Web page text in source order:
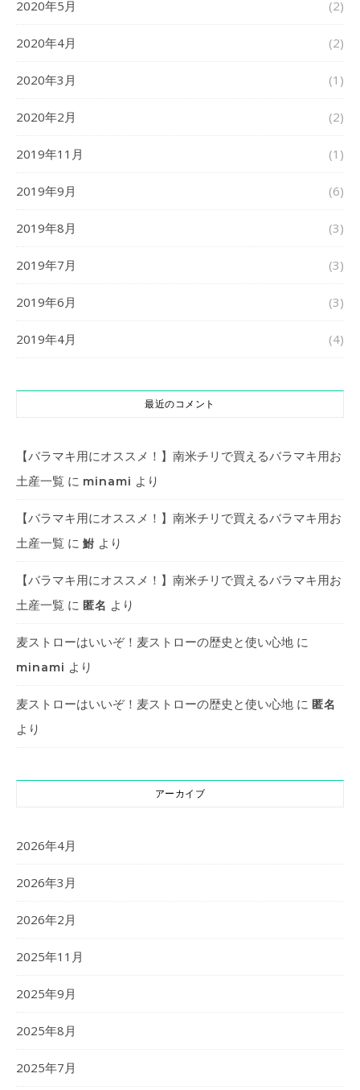
2020年5月 (2)
2020年4月 (2)
2020年3月 (1)
2020年2月 (2)
2019年11月 (1)
2019年9月 (6)
2019年8月 (3)
2019年7月 (3)
2019年6月 (3)
2019年4月 (4)
最近のコメント
【バラマキ用にオススメ！】南米チリで買えるバラマキ用お
土産一覧 に minami より
【バラマキ用にオススメ！】南米チリで買えるバラマキ用お
土産一覧 に 鮒 より
【バラマキ用にオススメ！】南米チリで買えるバラマキ用お
土産一覧 に 匿名 より
麦ストローはいいぞ！麦ストローの歴史と使い心地 に
minami より
麦ストローはいいぞ！麦ストローの歴史と使い心地 に 匿名
より
アーカイブ
2026年4月
2026年3月
2026年2月
2025年11月
2025年9月
2025年8月
2025年7月